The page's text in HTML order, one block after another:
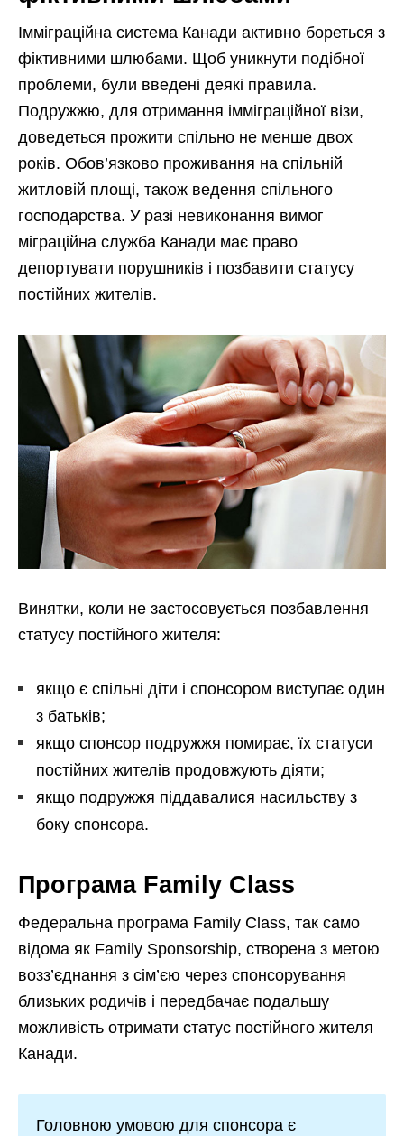
Імміграційна система Канади активно бореться з
фіктивними шлюбами. Щоб уникнути подібної
проблеми, були введені деякі правила.
Подружжю, для отримання імміграційної візи,
доведеться прожити спільно не менше двох
років. Обов’язково проживання на спільній
житловій площі, також ведення спільного
господарства. У разі невиконання вимог
міграційна служба Канади має право
депортувати порушників і позбавити статусу
постійних жителів.
Винятки, коли не застосовується позбавлення
статусу постійного жителя:
якщо є спільні діти і спонсором виступає один
з батьків;
якщо спонсор подружжя помирає, їх статуси
постійних жителів продовжують діяти;
якщо подружжя піддавалися насильству з
боку спонсора.
Програма Family Class
Федеральна програма Family Class, так само
відома як Family Sponsorship, створена з метою
возз’єднання з сім’єю через спонсорування
близьких родичів і передбачає подальшу
можливість отримати статус постійного жителя
Канади.
Головною умовою для спонсора є